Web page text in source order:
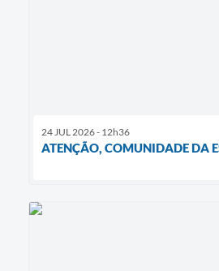
24 JUL 2026 - 12h36
ATENÇÃO, COMUNIDADE DA